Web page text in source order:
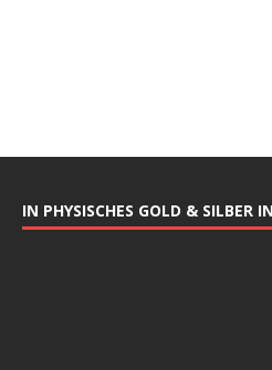
IN PHYSISCHES GOLD & SILBER